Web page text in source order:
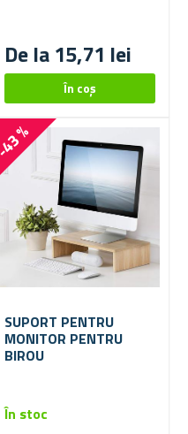
De la 15,71 lei
-43 %
SUPORT PENTRU
MONITOR PENTRU
BIROU
În stoc